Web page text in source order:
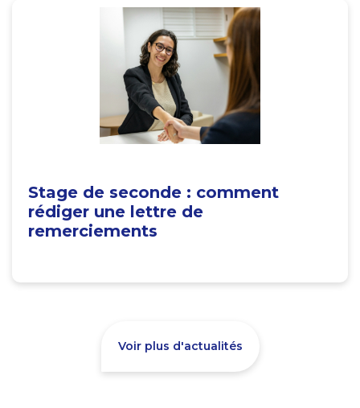
Stage de seconde : comment
rédiger une lettre de
remerciements
Voir plus d'actualités